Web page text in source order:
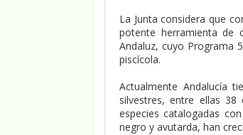
La Junta considera que
potente herramienta de
Andaluz, cuyo Programa
piscícola.
Actualmente Andalucía
silvestres, entre ellas
especies catalogadas
negro y avutarda, han